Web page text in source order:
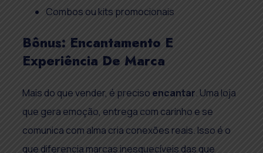
Combos ou kits promocionais
Bônus: Encantamento E
Experiência De Marca
Mais do que vender, é preciso encantar. Uma loja
que gera emoção, entrega com carinho e se
comunica com alma cria conexões reais. Isso é o
que diferencia marcas inesquecíveis das que